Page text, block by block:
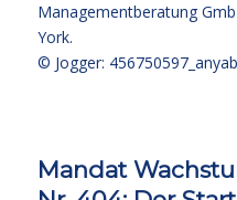
Managementberatung
York.
© Jogger:
Mandat